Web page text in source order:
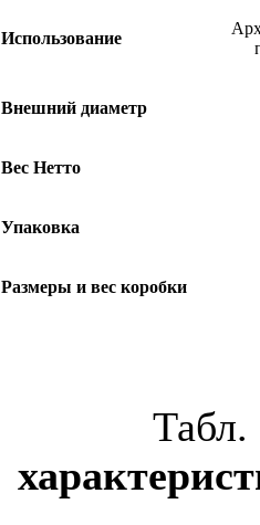
Использование
Внешний диаметр
Вес Нетто
Упаковка
Размеры и вес коробки